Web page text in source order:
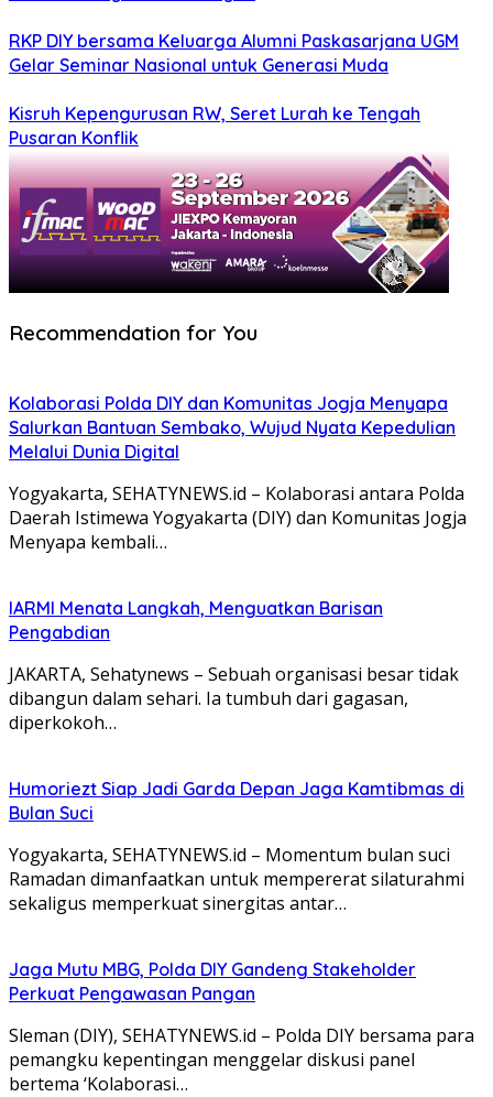
RKP DIY bersama Keluarga Alumni Paskasarjana UGM
Gelar Seminar Nasional untuk Generasi Muda
Kisruh Kepengurusan RW, Seret Lurah ke Tengah
Pusaran Konflik
Recommendation for You
Kolaborasi Polda DIY dan Komunitas Jogja Menyapa
Salurkan Bantuan Sembako, Wujud Nyata Kepedulian
Melalui Dunia Digital
Yogyakarta, SEHATYNEWS.id – Kolaborasi antara Polda
Daerah Istimewa Yogyakarta (DIY) dan Komunitas Jogja
Menyapa kembali…
IARMI Menata Langkah, Menguatkan Barisan
Pengabdian
JAKARTA, Sehatynews – Sebuah organisasi besar tidak
dibangun dalam sehari. Ia tumbuh dari gagasan,
diperkokoh…
Humoriezt Siap Jadi Garda Depan Jaga Kamtibmas di
Bulan Suci
Yogyakarta, SEHATYNEWS.id – Momentum bulan suci
Ramadan dimanfaatkan untuk mempererat silaturahmi
sekaligus memperkuat sinergitas antar…
Jaga Mutu MBG, Polda DIY Gandeng Stakeholder
Perkuat Pengawasan Pangan
Sleman (DIY), SEHATYNEWS.id – Polda DIY bersama para
pemangku kepentingan menggelar diskusi panel
bertema ‘Kolaborasi…